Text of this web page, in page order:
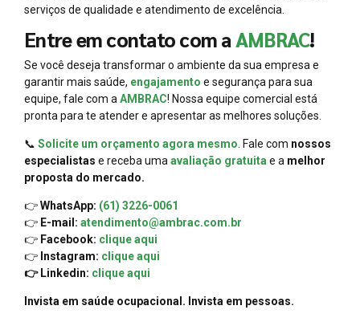
serviços de qualidade e atendimento de excelência.
Entre em contato com aAMBRAC!
Se você deseja transformar o ambiente da sua empresa e
garantir mais saúde, engajamento e segurança para sua
equipe, fale com a AMBRAC! Nossa equipe comercial está
pronta para te atender e apresentar as melhores soluções.
📞 Solicite um orçamento agora mesmo . Fale com nossos
especialistas e receba uma avaliação gratuita e a melhor
proposta do mercado.
👉WhatsApp: (61) 3226-0061
👉 E-mail: atendimento@ambrac.com.br
👉 Facebook: clique aqui
👉 Instagram: clique aqui
👉 Linkedin: clique aqui
Invista em saúde ocupacional. Invista em pessoas.